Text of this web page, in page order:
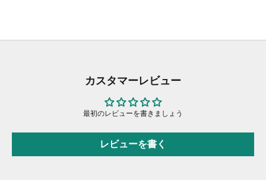
カスタマーレビュー
最初のレビューを書きましょう
レビューを書く